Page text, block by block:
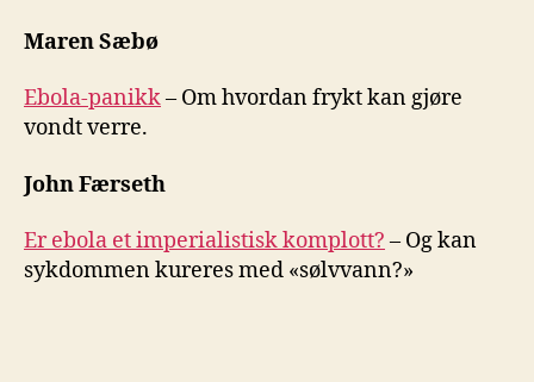
Maren Sæbø
Ebola-panikk– Om hvordan frykt kan gjøre
vondt verre.
John Færseth
Er ebola et imperialistisk komplott? – Og kan
sykdommen kureres med «sølvvann?»